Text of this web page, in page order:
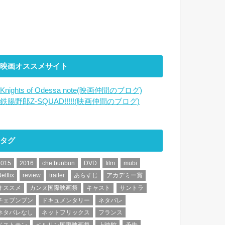
映画オススメサイト
Knights of Odessa note(映画仲間のブログ)
鉄腸野郎Z-SQUAD!!!!!(映画仲間のブログ)
タグ
2016 che bunbun DVD film
mubi
review trailer あらすじ
アカデミー賞
ススメ
カンヌ国際映画祭 キャスト
サントラ
ェブンブン
ドキュメンタリー
ネタバレ
タバレなし
ネットフリックス
フランス